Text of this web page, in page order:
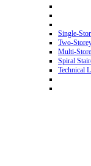
Single-
Two-
Multi-
Spiral
Technical